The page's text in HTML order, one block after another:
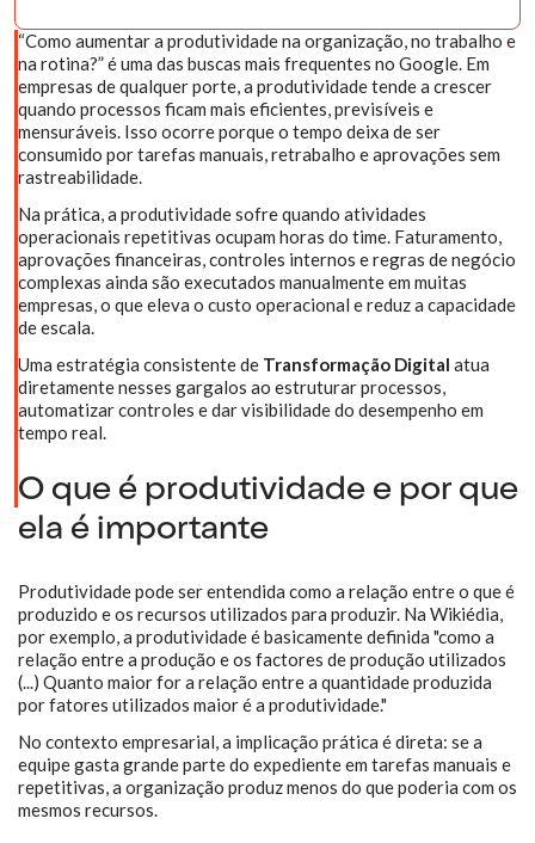
“Como aumentar a produtividade na organização, no trabalho e
na rotina?” é uma das buscas mais frequentes no Google. Em
empresas de qualquer porte, a produtividade tende a crescer
quando processos ficam mais eficientes, previsíveis e
mensuráveis. Isso ocorre porque o tempo deixa de ser
consumido por tarefas manuais, retrabalho e aprovações sem
rastreabilidade.
Na prática, a produtividade sofre quando atividades
operacionais repetitivas ocupam horas do time. Faturamento,
aprovações financeiras, controles internos e regras de negócio
complexas ainda são executados manualmente em muitas
empresas, o que eleva o custo operacional e reduz a capacidade
de escala.
Uma estratégia consistente de Transformação Digital atua
diretamente nesses gargalos ao estruturar processos,
automatizar controles e dar visibilidade do desempenho em
tempo real.
O que é produtividade e por que
ela é importante
Produtividade pode ser entendida como a relação entre o que é
produzido e os recursos utilizados para produzir. Na Wikiédia,
por exemplo, a produtividade é basicamente definida "como a
relação entre a produção e os factores de produção utilizados
(...) Quanto maior for a relação entre a quantidade produzida
por fatores utilizados maior é a produtividade."
No contexto empresarial, a implicação prática é direta: se a
equipe gasta grande parte do expediente em tarefas manuais e
repetitivas, a organização produz menos do que poderia com os
mesmos recursos.